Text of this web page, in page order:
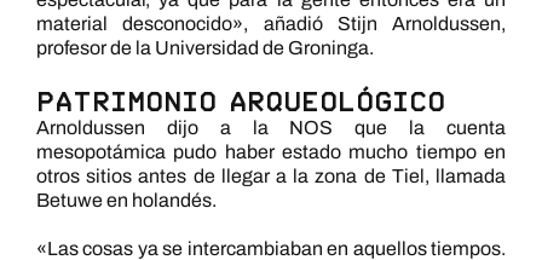
material desconocido», añadió Stijn Arnoldussen,
profesor de la Universidad de Groninga.
PATRIMONIO ARQUEOLÓGICO
Arnoldussen dijo a la NOS que la cuenta
mesopotámica pudo haber estado mucho tiempo en
otros sitios antes de llegar a la zona de Tiel, llamada
Betuwe en holandés.
«Las cosas ya se intercambiaban en aquellos tiempos.